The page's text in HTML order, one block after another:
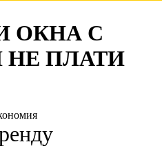
ОКНА С
НЕ ПЛАТИ